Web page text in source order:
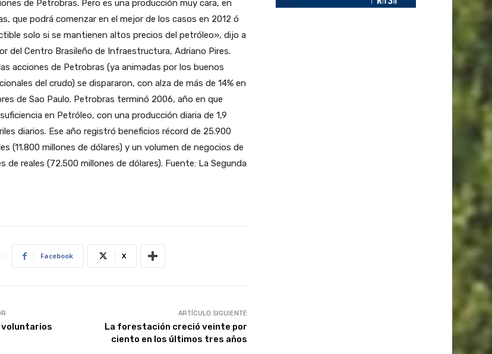
de Petrobras. Pero es una producción muy cara, en
que podrá comenzar en el mejor de los casos en 2012 ó
solo si se mantienen altos precios del petróleo», dijo a
del Centro Brasileño de Infraestructura, Adriano Pires.
acciones de Petrobras (ya animadas por los buenos
del crudo) se dispararon, con alza de más de 14% en
de Sao Paulo. Petrobras terminó 2006, año en que
en Petróleo, con una producción diaria de 1,9
diarios. Ese año registró beneficios récord de 25.900
(11.800 millones de dólares) y un volumen de negocios de
de reales (72.500 millones de dólares). Fuente: La Segunda
Facebook X
voluntarios
ARTÍCULO SIGUIENTE
La forestación creció veinte por
ciento en los últimos tres años